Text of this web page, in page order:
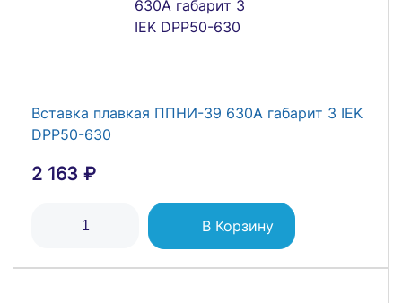
дисплеем и контролем тока 32 А КЭАЗ 357866
В Корзину
Вставка плавкая ППНИ-39 630А габарит 3 IEK
DPP50-630
2 163 ₽
В Корзину